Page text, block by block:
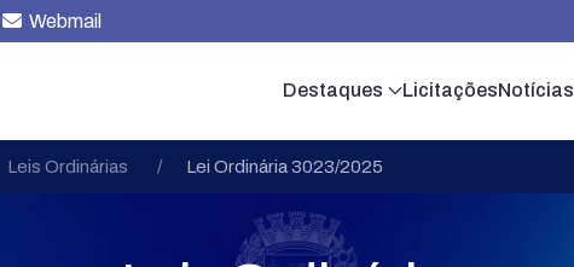
Webmail
Destaques LicitaçõesNotícias
Leis Ordinárias Lei Ordinária 3023/2025